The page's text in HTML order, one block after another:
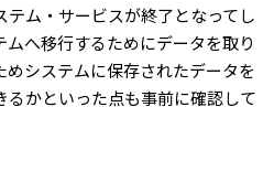
テム・サービスが終了となってし
へ移行するためにデータを取り
システムに保存されたデータを
かといった点も事前に確認して